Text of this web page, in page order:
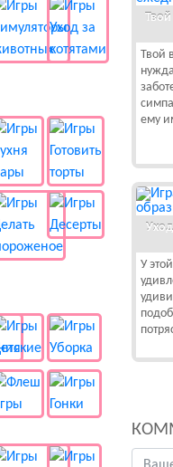
Твой
ему
У